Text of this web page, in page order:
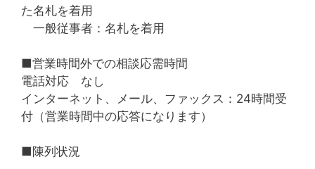
た名札を着用
一般従事者：名札を着用
■営業時間外での相談応需時間
電話対応 なし
インターネット、メール、ファックス：24時間受
付（営業時間中の応答になります）
■陳列状況